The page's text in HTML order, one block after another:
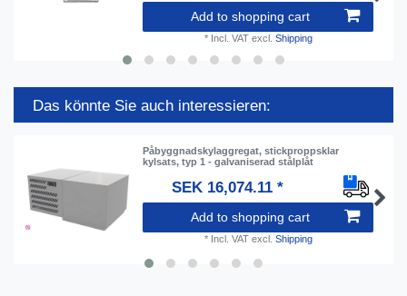
Add to shopping cart
* Incl. VATexcl. Shipping
Das könnte Sie auch interessieren:
Påbyggnadskylaggregat, stickproppsklar
kylsats, typ 1 - galvaniserad stålplåt
SEK 16,074.11 *
Add to shopping cart
* Incl. VATexcl. Shipping